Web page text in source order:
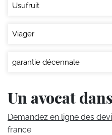
Usufruit
Viager
garantie décennale
Un avocat
Demandez en ligne des
france